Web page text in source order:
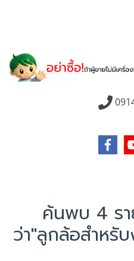
ค้นพบ 4 รา
ว่า"ลูกล้อสำหรั